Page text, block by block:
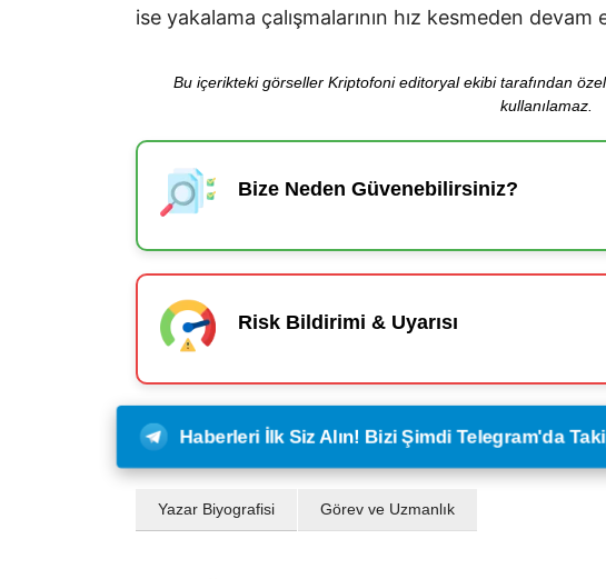
ise yakalama çalışmalarının hız kesmeden
Bu içerikteki görseller Kriptofoni editoryal ekibi tarafından
kullanılamaz.
Bize Neden Güvenebilirsiniz?
Risk Bildirimi & Uyarısı
Haberleri İlk Siz Alın! Bizi Şimdi Telegram'da
Yazar Biyografisi Görev ve Uzmanlık